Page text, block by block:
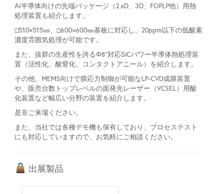
AI半導体向けの先端パッケージ（2.xD、3D、FOPLP他）用熱
処理装置も紹介します。
□510×515㎜、□600×600㎜基板に対応し、20ppm以下の低酸素
濃度雰囲気処理が可能です。
また、抜群の生産性を誇るΦ8”対応SiCパワー半導体熱処理装
置（活性化、酸窒化、コンタクトアニール）を紹介します。
その他、MEMS向けで膜応力制御が可能なLP-CVD成膜装置
や、販売台数トップレベルの面発光レーザー（VCSEL）用酸
化装置など幅広い分野の装置を紹介します。
是非ご来場ください。
また、当社では各種デモ機も保有しており、プロセステスト
にも対応していますので、お気軽にご相談ください。
出展製品